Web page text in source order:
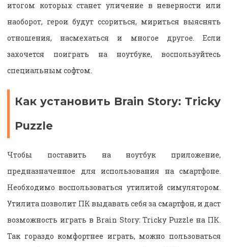
итогом которых станет уличение в неверности или
наоборот, герои будут ссориться, мириться выяснять
отношения, насмехаться и многое другое. Если
захочется поиграть на ноутбуке, воспользуйтесь
специальным софтом.
Как установить Brain Story: Tricky
Puzzle
Чтобы поставить на ноутбук приложение,
предназначенное для использования на смартфоне.
Необходимо воспользоваться утилитой симулятором.
Утилита позволит ПК выдавать себя за смартфон, и даст
возможность играть в Brain Story: Tricky Puzzle на ПК.
Так гораздо комфортнее играть, можно пользоваться